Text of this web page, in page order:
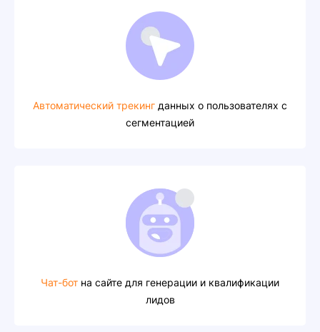
Автоматический трекинг данных о пользователях с
сегментацией
Чат-бот на сайте для генерации и квалификации
лидов